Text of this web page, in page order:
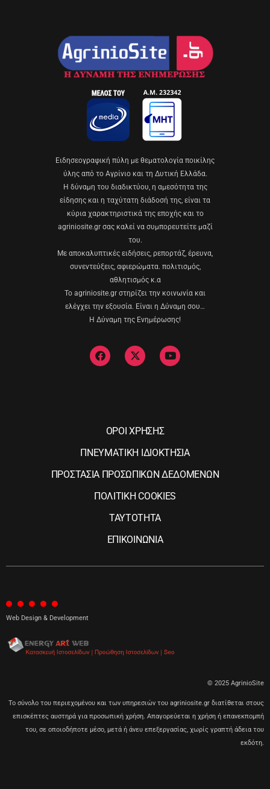
Eιδησεογραφική πύλη με θεματολογία ποικίλης
ύλης από το Αγρίνιο και τη Δυτική Ελλάδα.
Η δύναμη του διαδικτύου, η αμεσότητα της
είδησης και η ταχύτατη διάδοσή της, είναι τα
κύρια χαρακτηριστικά της εποχής και το
agriniosite.gr σας καλεί να συμπορευτείτε μαζί
του.
Με αποκαλυπτικές ειδήσεις, ρεπορτάζ, έρευνα,
συνεντεύξεις, αφιερώματα. πολιτισμός,
αθλητισμός κ.α
Το agriniosite.gr στηρίζει την κοινωνία και
ελέγχει την εξουσία. Είναι η Δύναμη σου…
Η Δύναμη της Ενημέρωσης!
ΟΡΟΙ ΧΡΗΣΗΣ
ΠΝΕΥΜΑΤΙΚΗ ΙΔΙΟΚΤΗΣΙΑ
ΠΡΟΣΤΑΣΙΑ ΠΡΟΣΩΠΙΚΩΝ ΔΕΔΟΜΕΝΩΝ
ΠΟΛΙΤΙΚΗ COOKIES
ΤΑΥΤΟΤΗΤΑ
ΕΠΙΚΟΙΝΩΝΙΑ
Web Design & Development
© 2025 AgrinioSite
Το σύνολο του περιεχομένου και των υπηρεσιών του agriniosite.gr διατίθεται στους
επισκέπτες αυστηρά για προσωπική χρήση. Απαγορεύεται η χρήση ή επανεκπομπή
του, σε οποιοδήποτε μέσο, μετά ή άνευ επεξεργασίας, χωρίς γραπτή άδεια του
εκδότη.